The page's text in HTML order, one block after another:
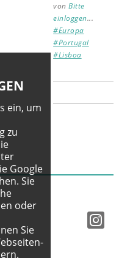
vonBitte
einloggen...
#Europa
#Portugal
#Lisboa
ein, um
zu
Google
Sie
oder
Sie